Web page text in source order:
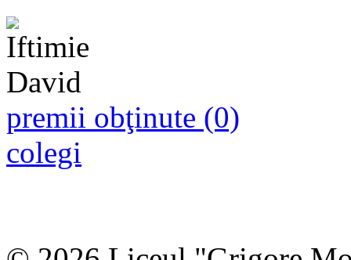
premii obţinute (0)
colegi